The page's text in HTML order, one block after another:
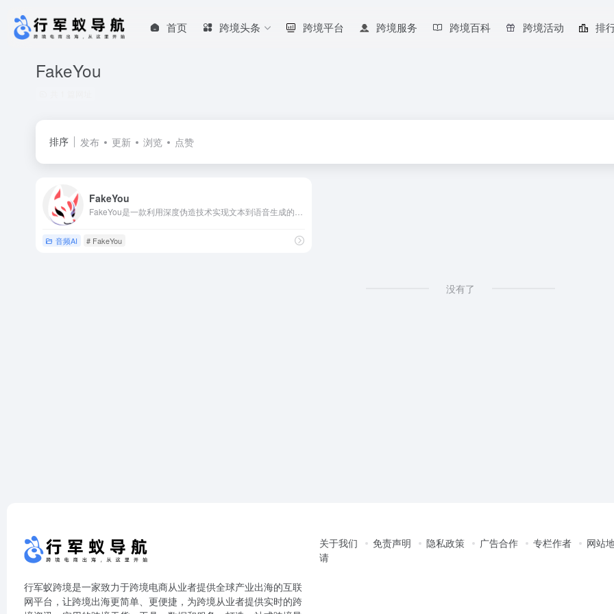
首页 跨境头条 跨境平台 跨境服务 跨境百科 跨境活动 排
FakeYou
排序 发布 更新 浏览 点赞
FakeYou
音频AI # FakeYou
没有了
行军蚁跨境是一家致力于跨境电商从业者提供全球产业出海的互联
网平台，让跨境出海更简单、更便捷，为跨境从业者提供实时的跨
关于我们 免责声明 隐私政策 广告合作 专栏作者
网站
请